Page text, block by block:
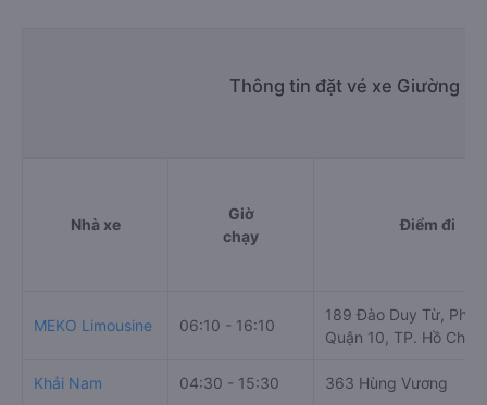
Thông tin đặt vé xe Giường
Nhà xe
Giờ
chạy
Điểm đi
MEKO Limousine 06:10 - 16:10
189 Đào Duy Từ,
Quận 10, TP. Hồ Chí
Khải Nam 04:30 - 15:30 363 Hùng Vương